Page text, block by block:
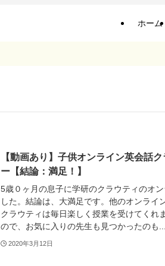
ホーム
【動画あり】子供オンライン英会話
ー【結論：満足！】
5歳０ヶ月の息子に学研のクラウティのオ
した。結論は、大満足です。他のオンライ
クラウティは毎日楽しく授業を受けてくれ
ので、お気に入りの先生も見つかったのも...
2020年3月12日